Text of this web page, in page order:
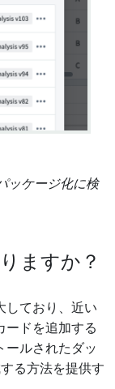
ッケージ化に検
ますか？
しており、近い
ードを追加する
ールされたダッ
る方法を提供す